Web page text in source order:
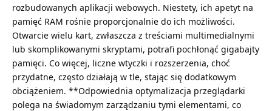
rozbudowanych aplikacji webowych. Niestety, ich apetyt na
pamięć RAM rośnie proporcjonalnie do ich możliwości.
Otwarcie wielu kart, zwłaszcza z treściami multimedialnymi
lub skomplikowanymi skryptami, potrafi pochłonąć gigabajty
pamięci. Co więcej, liczne wtyczki i rozszerzenia, choć
przydatne, często działają w tle, stając się dodatkowym
obciążeniem. **Odpowiednia optymalizacja przeglądarki
polega na świadomym zarządzaniu tymi elementami, co